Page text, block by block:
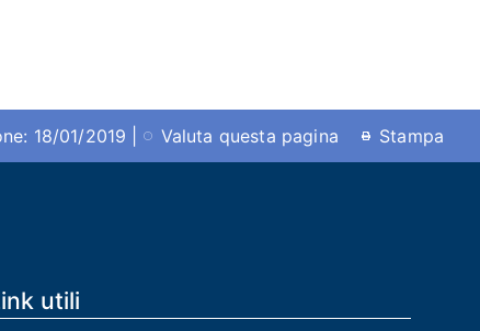
18/01/2019 | Valuta questa pagina Stampa
utili